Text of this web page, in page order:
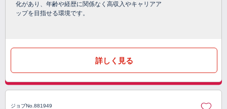
化があり、年齢や経歴に関係なく高収入やキャリアア
ップを目指せる環境です。
詳しく見る
ジョブNo.881949